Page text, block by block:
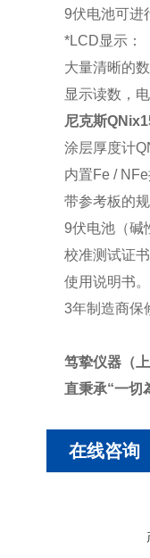
9伏电池可进
*LCD显示：
大量清晰的
显示读数，
尼克斯
涂层厚度计
内置Fe /
带参考板的
9伏电池（碱
校准测试证书
使用说明书。
3年制造商保
笃挚仪器（
直秉承“一切
在线咨询